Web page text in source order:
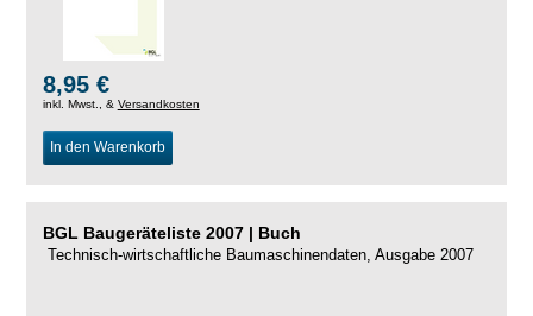
8,95 €
inkl. Mwst., & Versandkosten
In den Warenkorb
BGL Baugeräteliste 2007 | Buch
Technisch-wirtschaftliche Baumaschinendaten, Ausgabe 2007